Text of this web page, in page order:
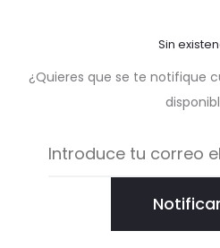
Sin
¿Quieres que se te notifique